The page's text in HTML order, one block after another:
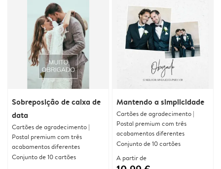
Sobreposição de caixa de
data
Cartões de agradecimento |
Postal premium com três
acabamentos diferentes
Conjunto de 10 cartões
Mantendo a simplicidade
Cartões de agradecimento |
Postal premium com três
acabamentos diferentes
Conjunto de 10 cartões
A partir de